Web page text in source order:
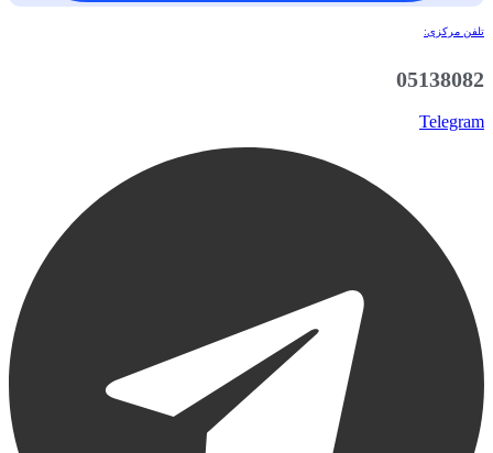
تلفن مرکزی:
05138082
Telegram